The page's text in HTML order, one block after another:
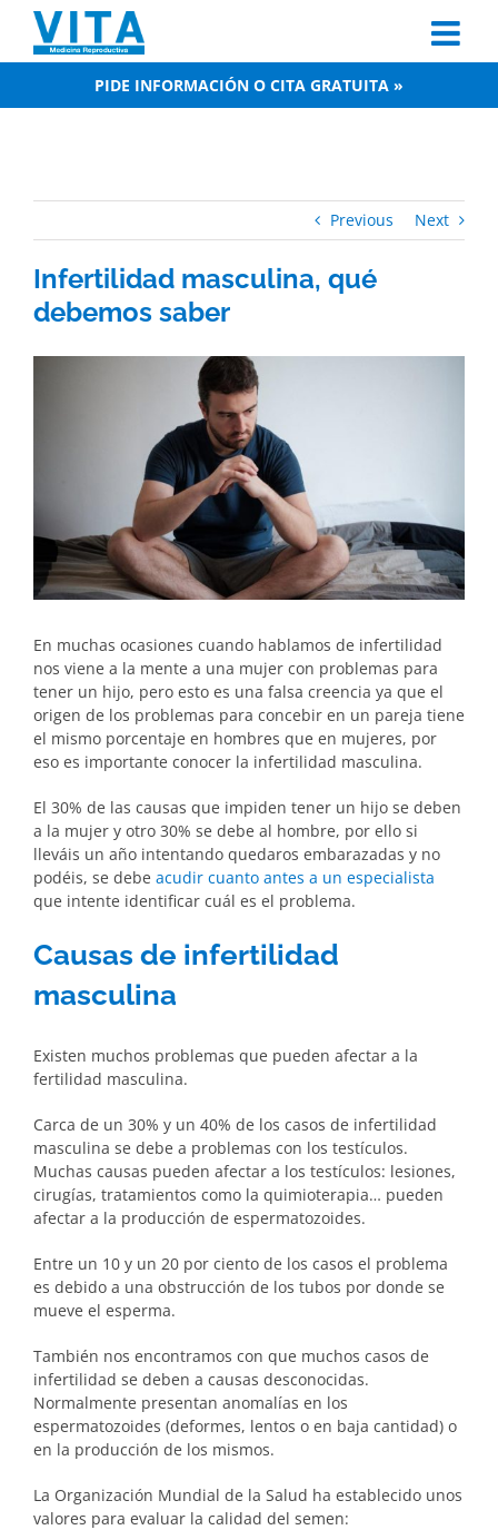
content
PIDE INFORMACIÓN O CITA GRATUITA »
Previous Next
Infertilidad masculina, qué
debemos saber
En muchas ocasiones cuando hablamos de infertilidad
nos viene a la mente a una mujer con problemas para
tener un hijo, pero esto es una falsa creencia ya que el
origen de los problemas para concebir en un pareja tiene
el mismo porcentaje en hombres que en mujeres, por
eso es importante conocer la infertilidad masculina.
El 30% de las causas que impiden tener un hijo se deben
a la mujer y otro 30% se debe al hombre, por ello si
lleváis un año intentando quedaros embarazadas y no
podéis, se debe acudir cuanto antes a un especialista
que intente identificar cuál es el problema.
Causas de infertilidad
masculina
Existen muchos problemas que pueden afectar a la
fertilidad masculina.
Carca de un 30% y un 40% de los casos de infertilidad
masculina se debe a problemas con los testículos.
Muchas causas pueden afectar a los testículos: lesiones,
cirugías, tratamientos como la quimioterapia… pueden
afectar a la producción de espermatozoides.
Entre un 10 y un 20 por ciento de los casos el problema
es debido a una obstrucción de los tubos por donde se
mueve el esperma.
También nos encontramos con que muchos casos de
infertilidad se deben a causas desconocidas.
Normalmente presentan anomalías en los
espermatozoides (deformes, lentos o en baja cantidad) o
en la producción de los mismos.
La Organización Mundial de la Salud ha establecido unos
valores para evaluar la calidad del semen: